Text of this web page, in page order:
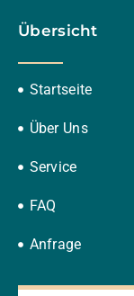
Übersicht
Startseite
Über Uns
Service
FAQ
Anfrage